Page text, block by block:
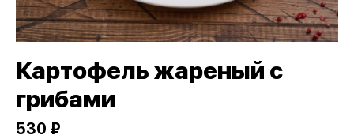
Картофель жареный с
грибами
530 ₽